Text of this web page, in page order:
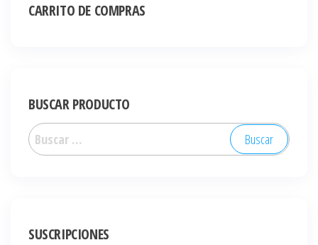
CARRITO DE COMPRAS
BUSCAR PRODUCTO
SUSCRIPCIONES